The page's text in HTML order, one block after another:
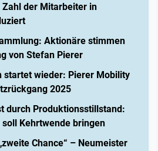
Zahl der Mitarbeiter in
Aktionäre stimmen
von Stefan Pierer
startet wieder: Pierer Mobility
2025
durch Produktionsstillstand:
soll Kehrtwende bringen
Chance“ – Neumeister